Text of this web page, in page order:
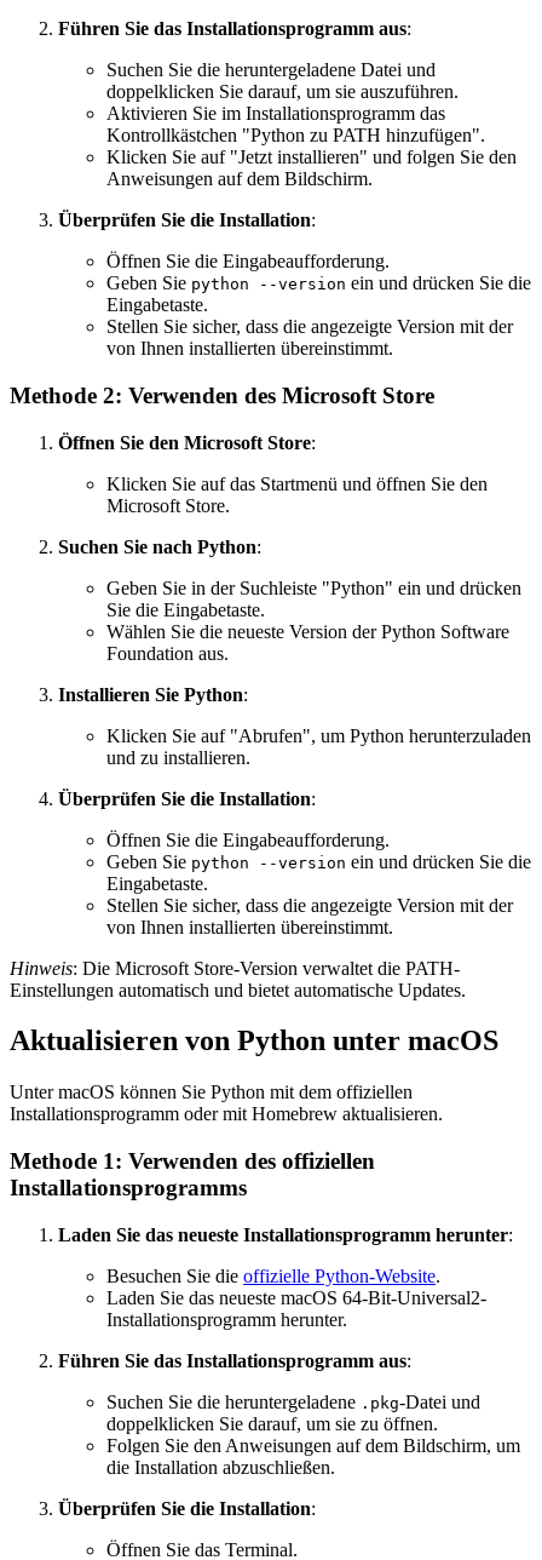
Führen Sie das Installationsprogramm aus:
Suchen Sie die heruntergeladene Datei und
doppelklicken Sie darauf, um sie auszuführen.
Aktivieren Sie im Installationsprogramm das
Kontrollkästchen "Python zu PATH hinzufügen".
Klicken Sie auf "Jetzt installieren" und folgen Sie den
Anweisungen auf dem Bildschirm.
Überprüfen Sie die Installation:
Öffnen Sie die Eingabeaufforderung.
Geben Sie python --version ein und drücken Sie die
Eingabetaste.
Stellen Sie sicher, dass die angezeigte Version mit der
von Ihnen installierten übereinstimmt.
Methode 2: Verwenden des Microsoft Store
Öffnen Sie den Microsoft Store:
Klicken Sie auf das Startmenü und öffnen Sie den
Microsoft Store.
Suchen Sie nach Python:
Geben Sie in der Suchleiste "Python" ein und drücken
Sie die Eingabetaste.
Wählen Sie die neueste Version der Python Software
Foundation aus.
Installieren Sie Python:
Klicken Sie auf "Abrufen", um Python herunterzuladen
und zu installieren.
Überprüfen Sie die Installation:
Öffnen Sie die Eingabeaufforderung.
Geben Sie python --version ein und drücken Sie die
Eingabetaste.
Stellen Sie sicher, dass die angezeigte Version mit der
von Ihnen installierten übereinstimmt.
Hinweis: Die Microsoft Store-Version verwaltet die PATH-
Einstellungen automatisch und bietet automatische Updates.
Aktualisieren von Python unter macOS
Unter macOS können Sie Python mit dem offiziellen
Installationsprogramm oder mit Homebrew aktualisieren.
Methode 1: Verwenden des offiziellen
Installationsprogramms
Laden Sie das neueste Installationsprogramm herunter:
Besuchen Sie die offizielle Python-Website.
Laden Sie das neueste macOS 64-Bit-Universal2-
Installationsprogramm herunter.
Führen Sie das Installationsprogramm aus:
Suchen Sie die heruntergeladene .pkg-Datei und
doppelklicken Sie darauf, um sie zu öffnen.
Folgen Sie den Anweisungen auf dem Bildschirm, um
die Installation abzuschließen.
Überprüfen Sie die Installation:
Öffnen Sie das Terminal.